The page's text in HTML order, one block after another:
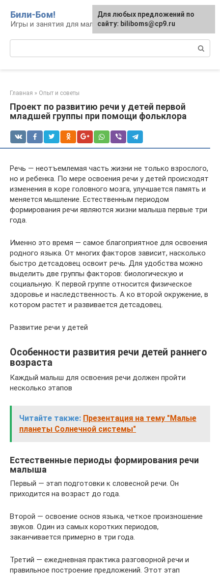
контенту
Били-Бом!
Игры и занятия для малышей и школьников
Главная » Опыт и советы
Проект по развитию речи у детей первой
младшей группы при помощи фольклора
Речь — неотъемлемая часть жизни не только взрослого,
но и ребенка. По мере освоения речи у детей происходят
изменения в коре головного мозга, улучшается память и
меняется мышление. Естественным периодом
формирования речи являются жизни малыша первые три
года.
Именно это время — самое благоприятное для освоения
родного языка. От многих факторов зависит, насколько
быстро детсадовец освоит речь. Для удобства можно
выделить две группы факторов: биологическую и
социальную. К первой группе относится физическое
здоровье и наследственность. А ко второй окружение, в
котором растет и развивается детсадовец.
Развитие речи у детей
Особенности развития речи детей раннего
возраста
Каждый малыш для освоения речи должен пройти
несколько этапов
Читайте также: Презентация на тему "Малые
планеты Солнечной системы"
Естественные периоды формирования речи
малыша
Первый — этап подготовки к словесной речи. Он
приходится на возраст до года.
Второй — освоение основ языка, четкое произношение
звуков. Один из самых коротких периодов,
заканчивается примерно в три года.
Третий — ежедневная практика разговорной речи и
правильное построение предложений. Этот этап
Для любых предложений по
сайту: biliboms@cp9.ru